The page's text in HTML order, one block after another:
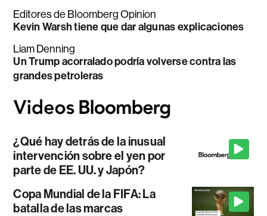
Editores de Bloomberg Opinion
Kevin Warsh tiene que dar algunas explicaciones
Liam Denning
Un Trump acorralado podría volverse contra las
grandes petroleras
¿Qué hay detrás de la inusual
intervención sobre el yen por
parte de EE. UU. y Japón?
Copa Mundial de la FIFA: La
batalla de las marcas